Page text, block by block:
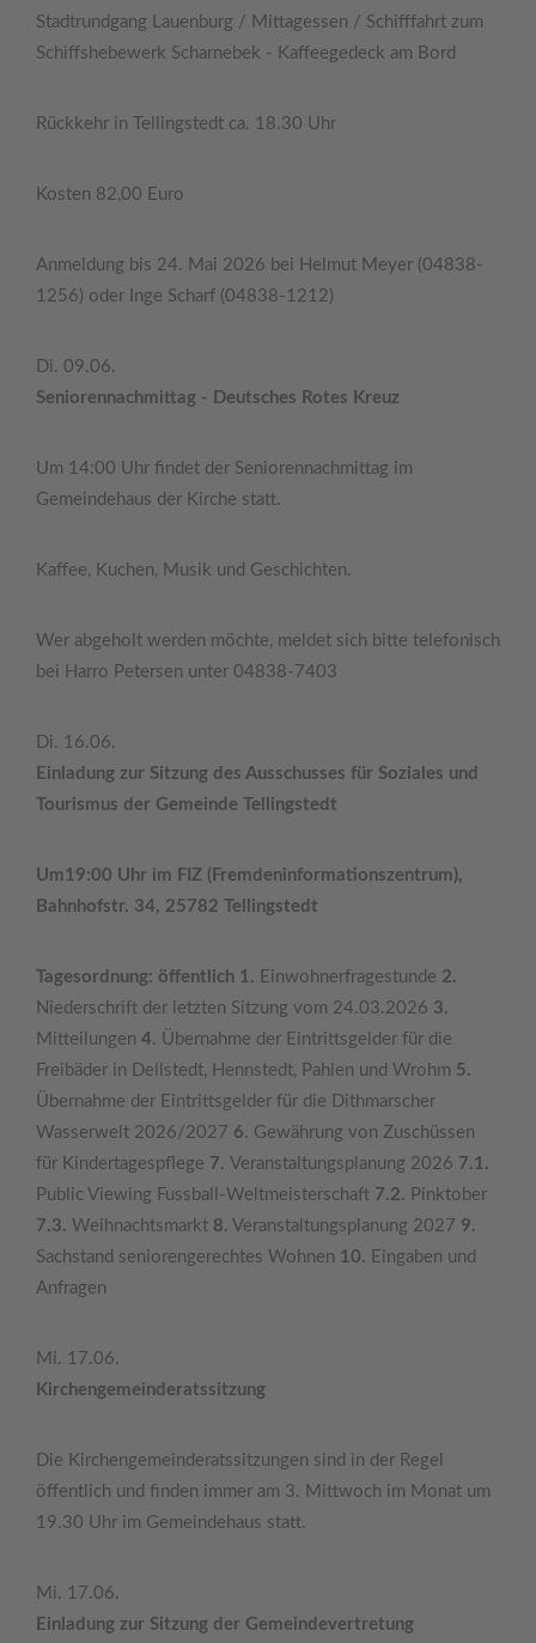
Stadtrundgang Lauenburg / Mittagessen / Schifffahrt zum
Schiffshebewerk Scharnebek - Kaffeegedeck am Bord
Rückkehr in Tellingstedt ca. 18.30 Uhr
Kosten 82,00 Euro
Anmeldung bis 24. Mai 2026 bei Helmut Meyer (04838-
1256) oder Inge Scharf (04838-1212)
Di. 09.06.
Seniorennachmittag - Deutsches Rotes Kreuz
Um 14:00 Uhr findet der Seniorennachmittag im
Gemeindehaus der Kirche statt.
Kaffee, Kuchen, Musik und Geschichten.
Wer abgeholt werden möchte, meldet sich bitte telefonisch
bei Harro Petersen unter 04838-7403
Di. 16.06.
Einladung zur Sitzung des Ausschusses für Soziales und
Tourismus der Gemeinde Tellingstedt
Um19:00 Uhr im FIZ (Fremdeninformationszentrum),
Bahnhofstr. 34, 25782 Tellingstedt
Tagesordnung: öffentlich 1. Einwohnerfragestunde 2.
Niederschrift der letzten Sitzung vom 24.03.2026 3.
Mitteilungen 4. Übernahme der Eintrittsgelder für die
Freibäder in Dellstedt, Hennstedt, Pahlen und Wrohm 5.
Übernahme der Eintrittsgelder für die Dithmarscher
Wasserwelt 2026/2027 6. Gewährung von Zuschüssen
für Kindertagespflege 7. Veranstaltungsplanung 2026 7.1.
Public Viewing Fussball-Weltmeisterschaft 7.2. Pinktober
7.3. Weihnachtsmarkt 8. Veranstaltungsplanung 2027 9.
Sachstand seniorengerechtes Wohnen 10. Eingaben und
Anfragen
Mi. 17.06.
Kirchengemeinderatssitzung
Die Kirchengemeinderatssitzungen sind in der Regel
öffentlich und finden immer am 3. Mittwoch im Monat um
19.30 Uhr im Gemeindehaus statt.
Mi. 17.06.
Einladung zur Sitzung der Gemeindevertretung